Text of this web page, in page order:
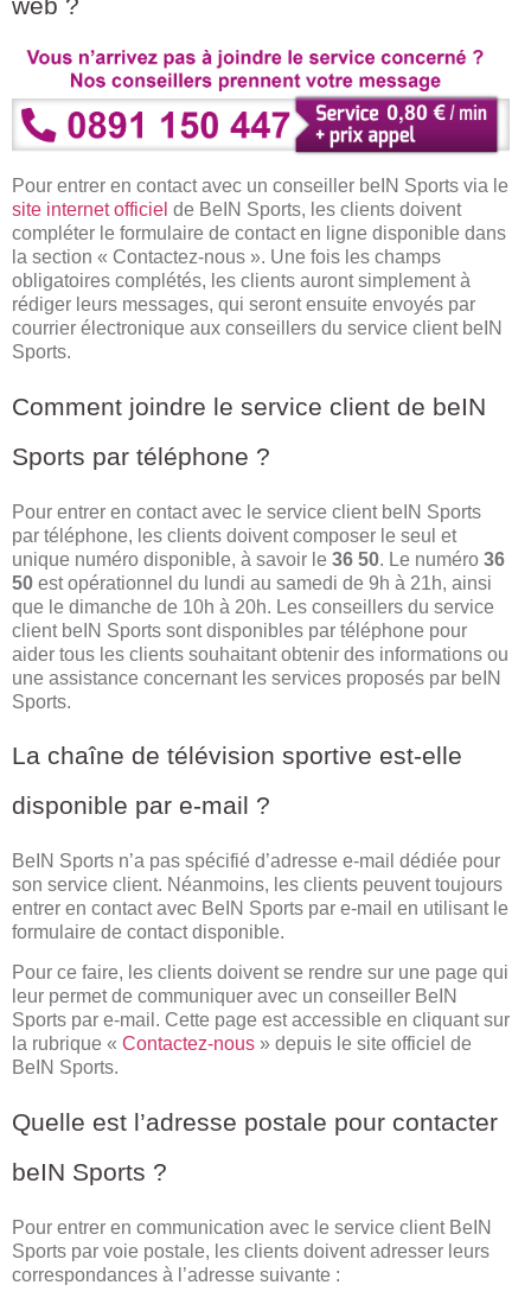
Pour entrer en contact avec un conseiller beIN Sports via le
site internet officiel de BeIN Sports, les clients doivent
compléter le formulaire de contact en ligne disponible dans
la section « Contactez-nous ». Une fois les champs
obligatoires complétés, les clients auront simplement à
rédiger leurs messages, qui seront ensuite envoyés par
courrier électronique aux conseillers du service client beIN
Sports.
Comment joindre le service client de beIN
Sports par téléphone ?
Pour entrer en contact avec le service client beIN Sports
par téléphone, les clients doivent composer le seul et
unique numéro disponible, à savoir le 36 50. Le numéro 36
50 est opérationnel du lundi au samedi de 9h à 21h, ainsi
que le dimanche de 10h à 20h. Les conseillers du service
client beIN Sports sont disponibles par téléphone pour
aider tous les clients souhaitant obtenir des informations ou
une assistance concernant les services proposés par beIN
Sports.
La chaîne de télévision sportive est-elle
disponible par e-mail ?
BeIN Sports n’a pas spécifié d’adresse e-mail dédiée pour
son service client. Néanmoins, les clients peuvent toujours
entrer en contact avec BeIN Sports par e-mail en utilisant le
formulaire de contact disponible.
Pour ce faire, les clients doivent se rendre sur une page qui
leur permet de communiquer avec un conseiller BeIN
Sports par e-mail. Cette page est accessible en cliquant sur
la rubrique « Contactez-nous » depuis le site officiel de
BeIN Sports.
Quelle est l’adresse postale pour contacter
beIN Sports ?
Pour entrer en communication avec le service client BeIN
Sports par voie postale, les clients doivent adresser leurs
correspondances à l’adresse suivante :